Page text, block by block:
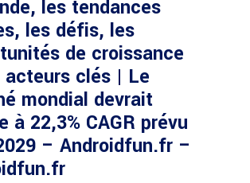
les tendances
les défis, les
de croissance
clés | Le
mondial devrait
à 22,3% CAGR prévu
– Androidfun.fr –